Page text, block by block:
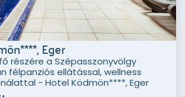
Eger
részére a Szépasszonyvölgy
félpanziós ellátással, wellness
- Hotel Ködmön****, Eger